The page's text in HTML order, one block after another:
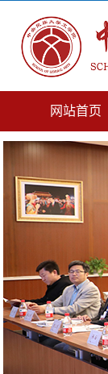
网站首页